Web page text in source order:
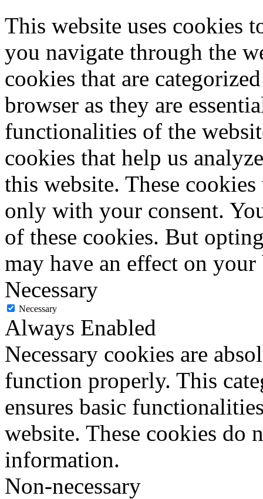
This website uses cookies
you navigate through the
cookies that are
browser as they are
functionalities of the
cookies that help us
this website. These
only with your consent.
of these cookies. But
may have an effect on
Necessary
Necessary
Always Enabled
Necessary cookies are
function properly. This
ensures basic
website. These cookies do
information.
Non-necessary